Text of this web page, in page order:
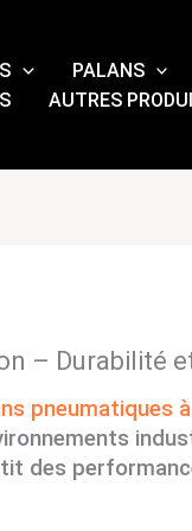
PALANS
AUTRES
– Durabilité
pneumatiques
des